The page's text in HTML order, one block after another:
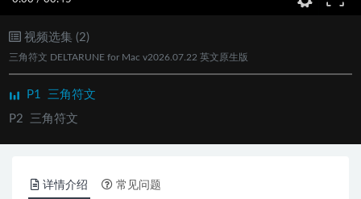
视频选集 (2)
三角符文 DELTARUNE for Mac v2026.07.22 英文原生版
P1 三角符文
P2
三角符文
详情介绍 常见问题